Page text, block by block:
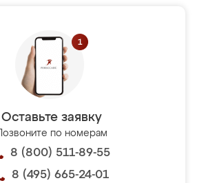
Оставьте заявку
Позвоните по номерам
8 (800) 511-89-55
8 (495) 665-24-01